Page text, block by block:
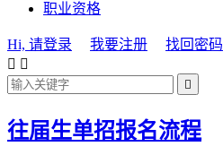
职业资格
Hi, 请登录 我要注册
找回密码
 

往届生单招报名流程